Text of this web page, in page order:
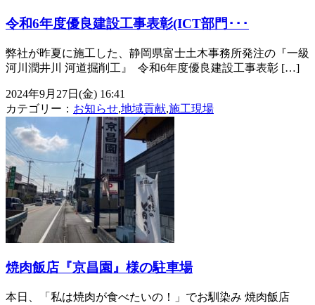
令和6年度優良建設工事表彰(ICT部門･･･
弊社が昨夏に施工した、静岡県富士土木事務所発注の『一級
河川潤井川 河道掘削工』 ⁡ 令和6年度優良建設工事表彰 […]
2024年9月27日(金) 16:41
カテゴリー： お知らせ,地域貢献,施工現場
焼肉飯店『京昌園』様の駐車場
本日、「私は焼肉が食べたいの！」でお馴染み 焼肉飯店